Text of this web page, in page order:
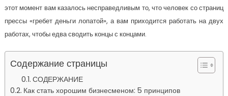
этот момент вам казалось несправедливым то, что человек со страниц
прессы «гребет деньги лопатой», а вам приходится работать на двух
работах, чтобы едва сводить концы с концами.
Содержание страницы
СОДЕРЖАНИЕ
Как стать хорошим бизнесменом: 5 принципов